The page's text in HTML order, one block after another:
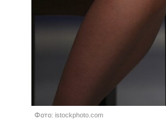
Фото: istockphoto.com